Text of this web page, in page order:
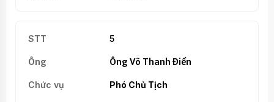
5
Ông Võ Thanh Điền
Phó Chủ Tịch